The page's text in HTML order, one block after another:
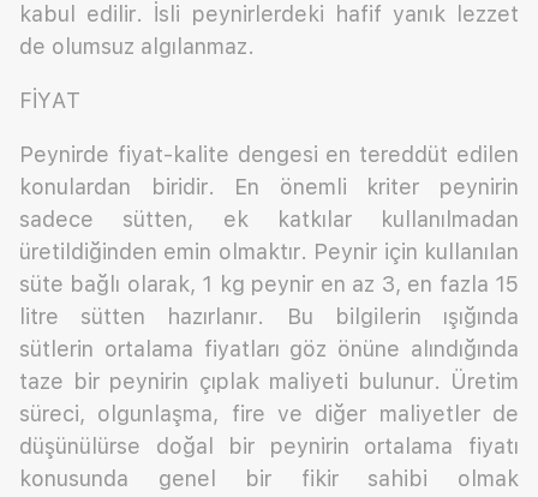
kabul edilir. İsli peynirlerdeki hafif yanık lezzet
de olumsuz algılanmaz.
FİYAT
Peynirde fiyat-kalite dengesi en tereddüt edilen
konulardan biridir. En önemli kriter peynirin
sadece sütten, ek katkılar kullanılmadan
üretildiğinden emin olmaktır. Peynir için kullanılan
süte bağlı olarak, 1 kg peynir en az 3, en fazla 15
litre sütten hazırlanır. Bu bilgilerin ışığında
sütlerin ortalama fiyatları göz önüne alındığında
taze bir peynirin çıplak maliyeti bulunur. Üretim
süreci, olgunlaşma, fire ve diğer maliyetler de
düşünülürse doğal bir peynirin ortalama fiyatı
konusunda genel bir fikir sahibi olmak